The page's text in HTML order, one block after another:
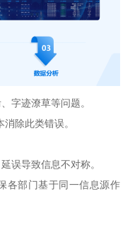
字迹潦草等问题。
除此类错误。
误导致信息不对称。
各部门基于同一信息源作